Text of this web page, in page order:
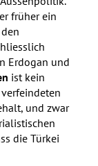
früher ein
Erdogan und
ist kein
und zwar
die Türkei